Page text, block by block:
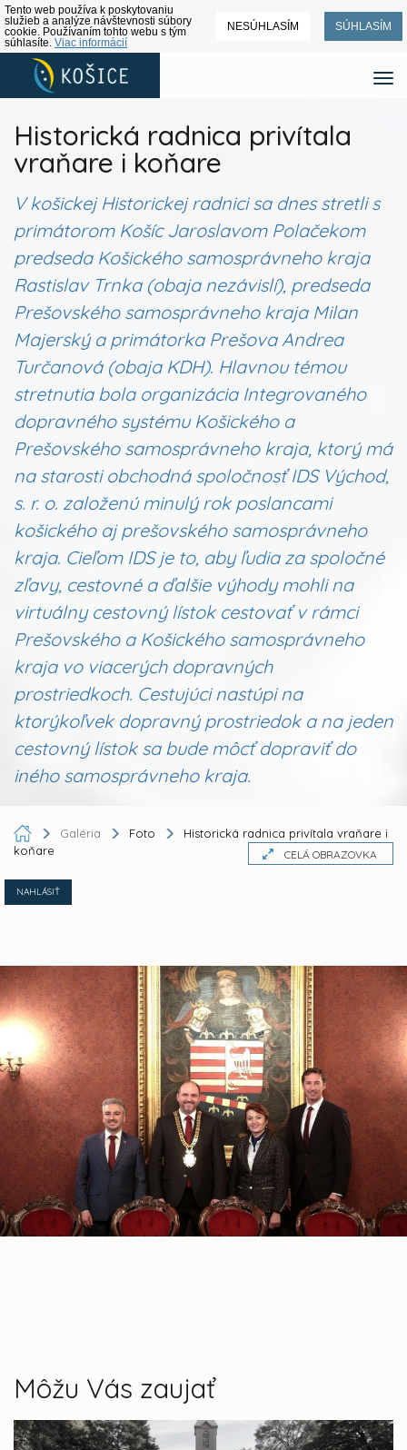
Tento web používa k poskytovaniu
služieb a analýze návštevnosti súbory
cookie. Používaním tohto webu s tým
súhlasíte. Viac informácií
NESÚHLASÍM SÚHLASÍM
Historická radnica privítala
vraňare i koňare
V košickej Historickej radnici sa dnes stretli s
primátorom Košíc Jaroslavom Polačekom
predseda Košického samosprávneho kraja
Rastislav Trnka (obaja nezávislí), predseda
Prešovského samosprávneho kraja Milan
Majerský a primátorka Prešova Andrea
Turčanová (obaja KDH). Hlavnou témou
stretnutia bola organizácia Integrovaného
dopravného systému Košického a
Prešovského samosprávneho kraja, ktorý má
na starosti obchodná spoločnosť IDS Východ,
s. r. o. založenú minulý rok poslancami
košického aj prešovského samosprávneho
kraja. Cieľom IDS je to, aby ľudia za spoločné
zľavy, cestovné a ďalšie výhody mohli na
virtuálny cestovný lístok cestovať v rámci
Prešovského a Košického samosprávneho
kraja vo viacerých dopravných
prostriedkoch. Cestujúci nastúpi na
ktorýkoľvek dopravný prostriedok a na jeden
cestovný lístok sa bude môcť dopraviť do
iného samosprávneho kraja.
Galéria Foto
Historická radnica privítala vraňare i
koňare
CELÁ OBRAZOVKA
NAHLÁSIŤ
Môžu Vás zaujať